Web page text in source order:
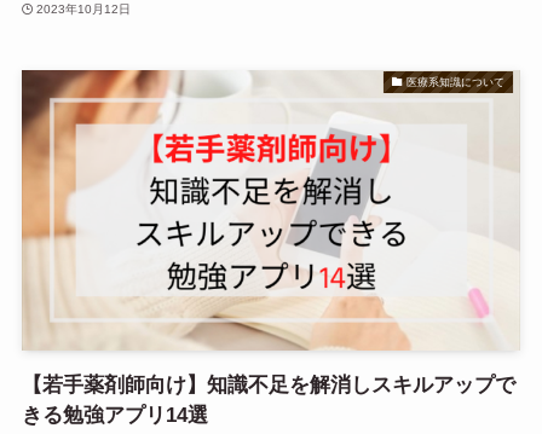
2023年10月12日
医療系知識について
【若手薬剤師向け】知識不足を解消しスキルアップで
きる勉強アプリ14選